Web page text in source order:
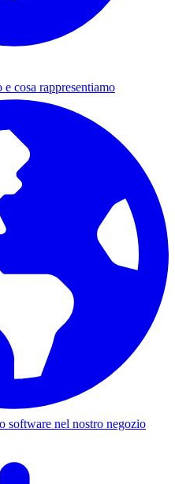
e cosa rappresentiamo
software nel nostro negozio